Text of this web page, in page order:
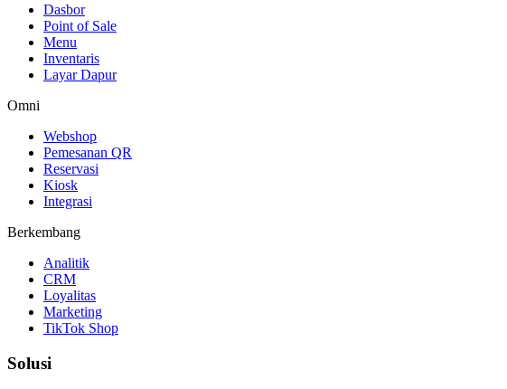
Dasbor
Point of Sale
Menu
Inventaris
Layar Dapur
Omni
Webshop
Pemesanan QR
Reservasi
Kiosk
Integrasi
Berkembang
Analitik
CRM
Loyalitas
Marketing
TikTok Shop
Solusi